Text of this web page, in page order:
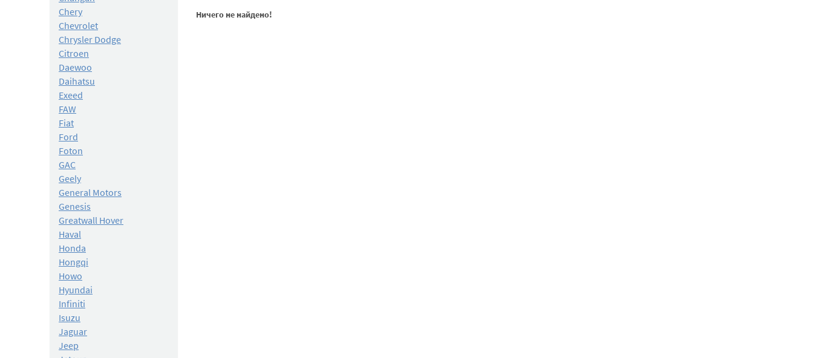
Chery
Chevrolet
Chrysler Dodge
Citroen
Daewoo
Daihatsu
Exeed
FAW
Fiat
Ford
Foton
GAC
Geely
General Motors
Genesis
Greatwall Hover
Haval
Honda
Hongqi
Howo
Hyundai
Infiniti
Isuzu
Jaguar
Jeep
Ничего не найдено!